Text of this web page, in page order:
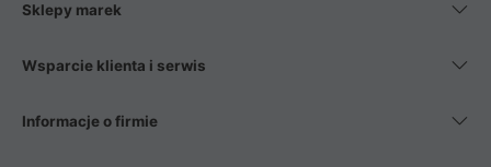
Sklepy marek
Wsparcie klienta i serwis
Informacje o firmie